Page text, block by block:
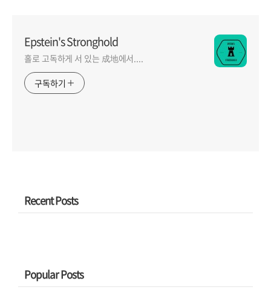
Epstein's Stronghold
홀로 고독하게 서 있는 成地에서....
구독하기
Recent Posts
Popular Posts